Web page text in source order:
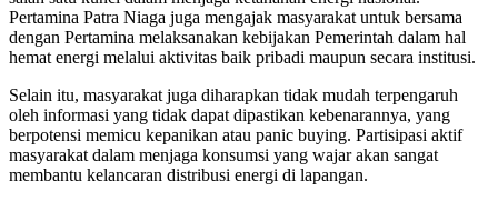
Pertamina Patra Niaga juga mengajak masyarakat untuk bersama
dengan Pertamina melaksanakan kebijakan Pemerintah dalam hal
hemat energi melalui aktivitas baik pribadi maupun secara institusi.
Selain itu, masyarakat juga diharapkan tidak mudah terpengaruh
oleh informasi yang tidak dapat dipastikan kebenarannya, yang
berpotensi memicu kepanikan atau panic buying. Partisipasi aktif
masyarakat dalam menjaga konsumsi yang wajar akan sangat
membantu kelancaran distribusi energi di lapangan.